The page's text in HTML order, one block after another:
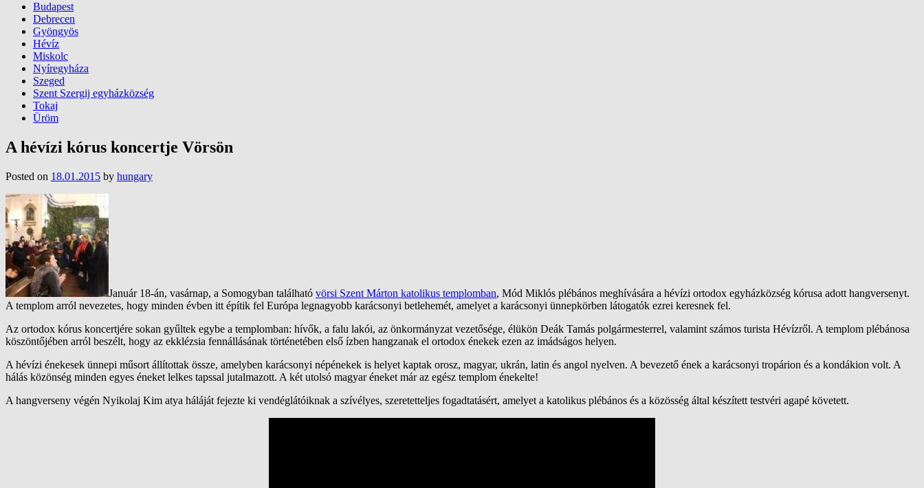
Budapest
Debrecen
Gyöngyös
Hévíz
Miskolc
Nyíregyháza
Szeged
Szent Szergij egyházközség
Tokaj
Üröm
A hévízi kórus koncertje Vörsön
Posted on 18.01.2015 by hungary
Január 18-án, vasárnap, a Somogyban található vörsi Szent Márton katolikus templomban, Mód Miklós plébános meghívására a hévízi ortodox egyházközség kórusa adott hangversenyt.
A templom arról nevezetes, hogy minden évben itt építik fel Európa legnagyobb karácsonyi betlehemét, amelyet a karácsonyi ünnepkörben látogatók ezrei keresnek fel.
Az ortodox kórus koncertjére sokan gyűltek egybe a templomban: hívők, a falu lakói, az önkormányzat vezetősége, élükön Deák Tamás polgármesterrel, valamint számos turista Hévízről. A templom plébánosa
köszöntőjében arról beszélt, hogy az ekklézsia fennállásának történetében első ízben hangzanak el ortodox énekek ezen az imádságos helyen.
A hévízi énekesek ünnepi műsort állítottak össze, amelyben karácsonyi népénekek is helyet kaptak orosz, magyar, ukrán, latin és angol nyelven. A bevezető ének a karácsonyi tropárion és a kondákion volt. A
hálás közönség minden egyes éneket lelkes tapssal jutalmazott. A két utolsó magyar éneket már az egész templom énekelte!
A hangverseny végén Nyikolaj Kim atya háláját fejezte ki vendéglátóiknak a szívélyes, szeretetteljes fogadtatásért, amelyet a katolikus plébános és a közösség által készített testvéri agapé követett.